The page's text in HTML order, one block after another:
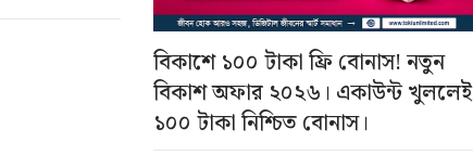
বিকাশে ১০০ টাকা ফ্রি বোনাস! নতুন
বিকাশ অফার ২০২৬। একাউন্ট খুললেই
১০০ টাকা নিশ্চিত বোনাস।